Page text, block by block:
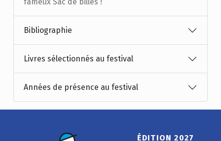
Bibliographie
Livres sélectionnés au festival
Années de présence au festival
ÉDITION 2027